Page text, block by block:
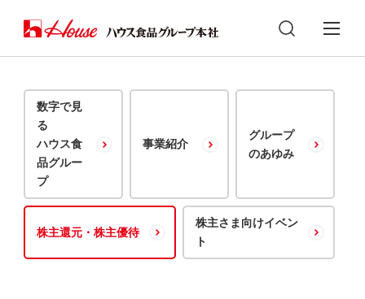
数字で見
る
ハウス食
品グルー
プ
事業紹介
グループ
のあゆみ
株主還元・株主優待
株主さま向けイベン
ト